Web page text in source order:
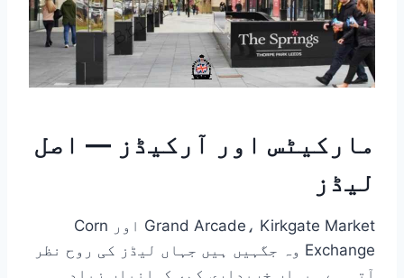
مارکیٹس اور آرکیڈز — اصل
لیڈز
Grand Arcade، Kirkgate Market اور Corn
Exchange وہ جگہیں ہیں جہاں لیڈز کی روح نظر